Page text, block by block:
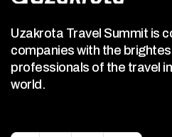
Uzakrota Travel Summit is
companies with the
professionals of the travel
world.